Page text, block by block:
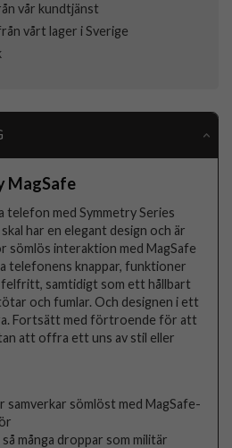
vår kundtjänst
vårt lager i Sverige
MagSafe
telefon med Symmetry Series
har en elegant design och är
sömlös interaktion med MagSafe
telefonens knappar, funktioner
samtidigt som ett hållbart
och fumlar. Och designen i ett
Fortsätt med förtroende för att
att offra ett uns av stil eller
samverkar sömlöst med MagSafe-
många droppar som militär